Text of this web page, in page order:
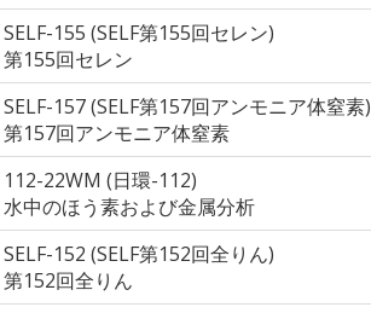
SELF-155 (SELF第155回セレン)
第155回セレン
SELF-157 (SELF第157回アンモニア体窒素)
第157回アンモニア体窒素
112-22WM (日環-112)
水中のほう素および金属分析
SELF-152 (SELF第152回全りん)
第152回全りん